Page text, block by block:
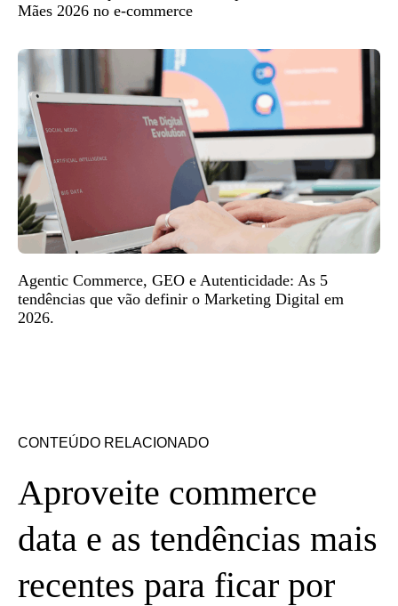
Mães 2026 no e-commerce
Agentic Commerce, GEO e Autenticidade: As 5
tendências que vão definir o Marketing Digital em
2026.
CONTEÚDO RELACIONADO
Aproveite commerce
data e as tendências mais
recentes para ficar por